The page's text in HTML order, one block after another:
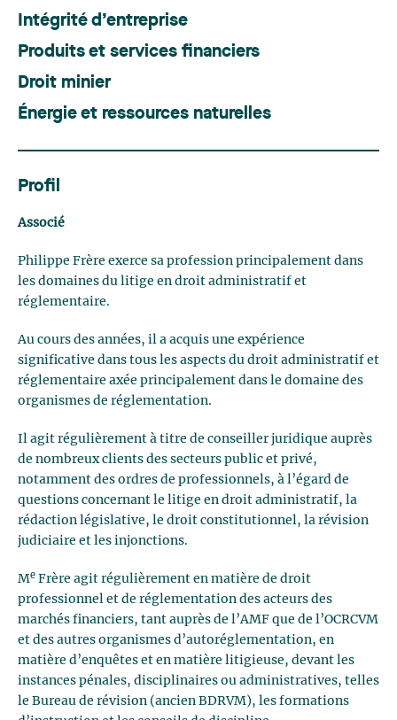
Intégrité d’entreprise
Produits et services financiers
Droit minier
Énergie et ressources naturelles
Profil
Associé
Philippe Frère exerce sa profession principalement dans
les domaines du litige en droit administratif et
réglementaire.
Au cours des années, il a acquis une expérience
significative dans tous les aspects du droit administratif et
réglementaire axée principalement dans le domaine des
organismes de réglementation.
Il agit régulièrement à titre de conseiller juridique auprès
de nombreux clients des secteurs public et privé,
notamment des ordres de professionnels, à l’égard de
questions concernant le litige en droit administratif, la
rédaction législative, le droit constitutionnel, la révision
judiciaire et les injonctions.
Me Frère agit régulièrement en matière de droit
professionnel et de réglementation des acteurs des
marchés financiers, tant auprès de l’AMF que de l’OCRCVM
et des autres organismes d’autoréglementation, en
matière d’enquêtes et en matière litigieuse, devant les
instances pénales, disciplinaires ou administratives, telles
le Bureau de révision (ancien BDRVM), les formations